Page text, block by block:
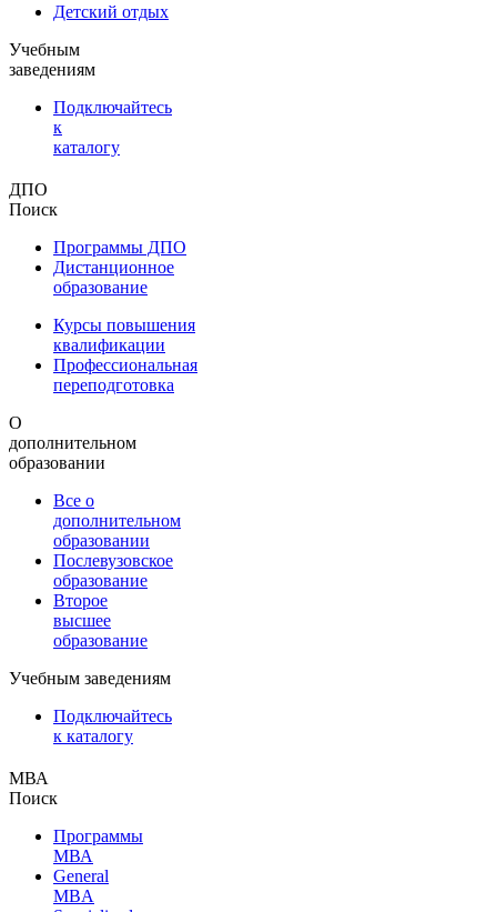
Детский отдых
Учебным
заведениям
Подключайтесь
к
каталогу
ДПО
Поиск
Программы ДПО
Дистанционное
образование
Курсы повышения
квалификации
Профессиональная
переподготовка
О
дополнительном
образовании
Все о
дополнительном
образовании
Послевузовское
образование
Второе
высшее
образование
Учебным заведениям
Подключайтесь
к каталогу
МВА
Поиск
Программы
МВА
General
MBA